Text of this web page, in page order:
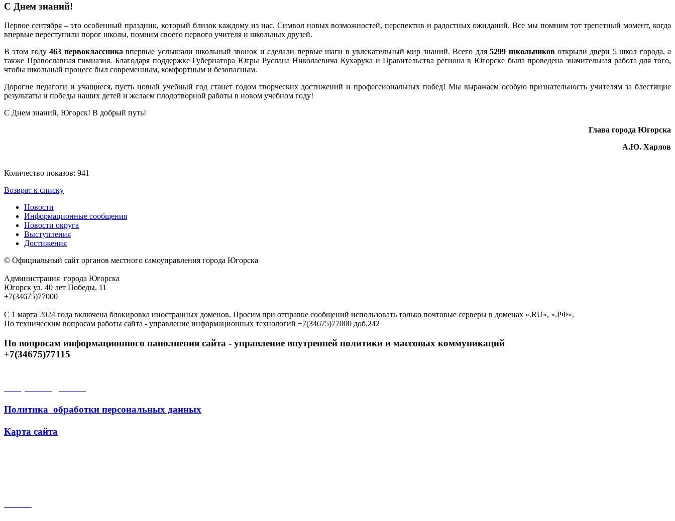
С Днем знаний!
Первое сентября – это особенный праздник, который близок каждому из нас. Символ новых возможностей, перспектив и радостных ожиданий. Все мы помним тот трепетный момент, когда
впервые переступили порог школы, помним своего первого учителя и школьных друзей.
В этом году463 первоклассника впервые услышали школьный звонок и сделали первые шаги в увлекательный мир знаний. Всего для5299 школьниковоткрыли двери 5 школ города, а
также Православная гимназия. Благодаря поддержке Губернатора Югры Руслана Николаевича Кухарука и Правительства региона в Югорске была проведена значительная работа для того,
чтобы школьный процесс был современным, комфортным и безопасным.
Дорогие педагоги и учащиеся, пусть новый учебный год станет годом творческих достижений и профессиональных побед! Мы выражаем особую признательность учителям за блестящие
результаты и победы наших детей и желаем плодотворной работы в новом учебном году!
С Днем знаний, Югорск! В добрый путь!
Глава города Югорска
А.Ю. Харлов
Количество показов: 941
Возврат к списку
Новости
Информационные сообщения
Новости округа
Выступления
Достижения
© Официальный сайт органов местного самоуправления города Югорска
Администрация города Югорска
Югорск ул. 40 лет Победы, 11
+7(34675)77000
С 1 марта 2024 года включена блокировка иностранных доменов. Просим при отправке сообщений использовать только почтовые серверы в доменах «.RU», «.РФ».
По техническим вопросам работы сайта - управление информационных технологий +7(34675)77000 доб.242
По вопросам информационного наполнения сайта - управление внутренней политики и массовых коммуникаций
+7(34675)77115
Политика обработки персональных данных
Карта сайта